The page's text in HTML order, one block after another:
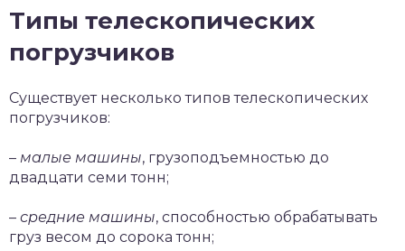
Типы телескопических
погрузчиков
Существует несколько типов телескопических
погрузчиков:
– малые машины, грузоподъемностью до
двадцати семи тонн;
– средние машины, способностью обрабатывать
груз весом до сорока тонн;